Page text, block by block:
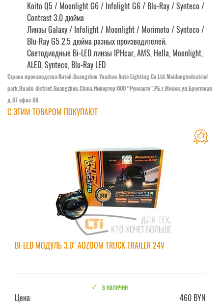
Koito Q5 / Moonlight G6 / Infolight G6 / Blu-Ray / Synteco /
Contrast 3.0 дюйма
Линзы Galaxy / Infolight / Moonlight / Morimoto / Synteco /
Blu-Ray G5 2.5 дюйма разных производителей.
Светодиодные Bi-LED линзы IPHcar, AMS, Hella, Moonlight,
ALED, Synteco, Blu-Ray LED
Страна производства:Китай.Guangzhou Yuezhao Auto Lighting Co.Ltd.Meidongindustrial
park.Huadu district.Guangzhou.China.Импортер:OOO “Руноавто”.РБ.г.Минск.ул.Брестская
д.87 офис 6Н
С ЭТИМ ТОВАРОМ ПОКУПАЮТ
BI-LED МОДУЛЬ 3.0″ AOZOOM TRUCK TRAILER 24V
в наличии
Цена:
460 BYN